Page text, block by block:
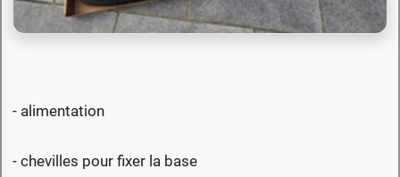
- alimentation
- chevilles pour fixer la base